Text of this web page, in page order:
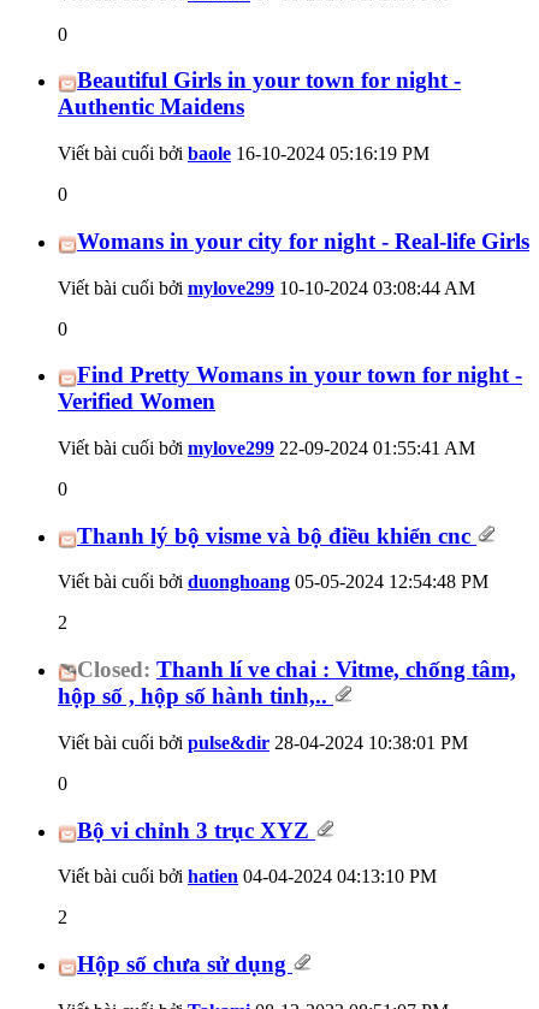
0
Beautiful Girls in your town for night -
Authentic Maidens
Viết bài cuối bởi baole 16-10-2024 05:16:19 PM
0
Womans in your city for night - Real-life Girls
Viết bài cuối bởi mylove299 10-10-2024 03:08:44 AM
0
Find Pretty Womans in your town for night -
Verified Women
Viết bài cuối bởi mylove299 22-09-2024 01:55:41 AM
0
Thanh lý bộ visme và bộ điều khiển cnc
Viết bài cuối bởi duonghoang 05-05-2024 12:54:48 PM
2
Closed: Thanh lí ve chai : Vitme, chống tâm,
hộp số , hộp số hành tinh,..
Viết bài cuối bởi pulse&dir 28-04-2024 10:38:01 PM
0
Bộ vi chỉnh 3 trục XYZ
Viết bài cuối bởi hatien 04-04-2024 04:13:10 PM
2
Hộp số chưa sử dụng